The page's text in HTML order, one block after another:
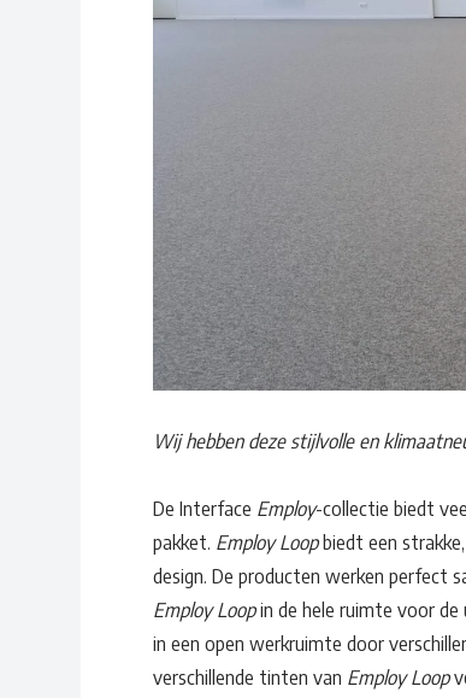
Wij hebben deze stijlvolle en
De Interface Employ-collectie biedt
pakket. Employ Loopbiedt een
design. De producten werken perfect
Employ Loopin de hele ruimte voor de
in een open werkruimte door
verschillende tinten van Employ Loop